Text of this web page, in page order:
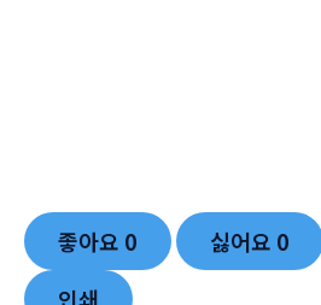
좋아요 0 싫어요 0